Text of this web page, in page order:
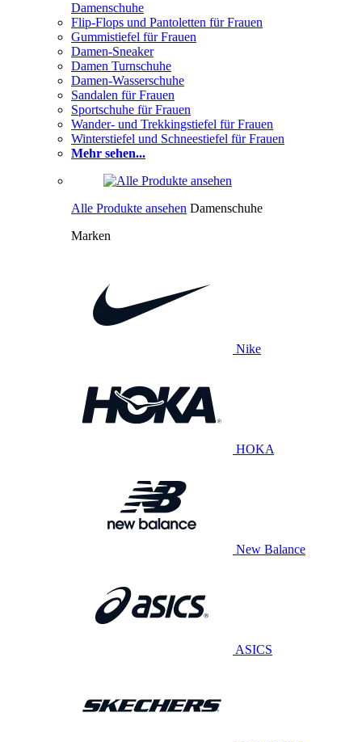
Damenschuhe
Flip-Flops und Pantoletten für Frauen
Gummistiefel für Frauen
Damen-Sneaker
Damen Turnschuhe
Damen-Wasserschuhe
Sandalen für Frauen
Sportschuhe für Frauen
Wander- und Trekkingstiefel für Frauen
Winterstiefel und Schneestiefel für Frauen
Mehr sehen...
Alle Produkte ansehen Damenschuhe
Marken
Nike
HOKA
New Balance
ASICS